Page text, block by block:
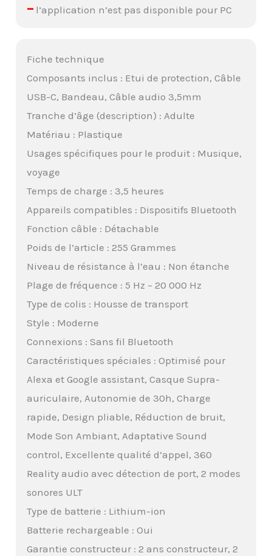
– l’application n’est pas disponible pour PC
Fiche technique
Composants inclus : Etui de protection, Câble
USB-C, Bandeau, Câble audio 3,5mm
Tranche d’âge (description) : Adulte
Matériau : Plastique
Usages spécifiques pour le produit : Musique,
voyage
Temps de charge : 3,5 heures
Appareils compatibles : Dispositifs Bluetooth
Fonction câble : Détachable
Poids de l’article : 255 Grammes
Niveau de résistance à l’eau : Non étanche
Plage de fréquence : 5 Hz – 20 000 Hz
Type de colis : Housse de transport
Style : Moderne
Connexions : Sans fil Bluetooth
Caractéristiques spéciales : Optimisé pour
Alexa et Google assistant, Casque Supra-
auriculaire, Autonomie de 30h, Charge
rapide, Design pliable, Réduction de bruit,
Mode Son Ambiant, Adaptative Sound
control, Excellente qualité d’appel, 360
Reality audio avec détection de port, 2 modes
sonores ULT
Type de batterie : Lithium-ion
Batterie rechargeable : Oui
Garantie constructeur : 2 ans constructeur, 2